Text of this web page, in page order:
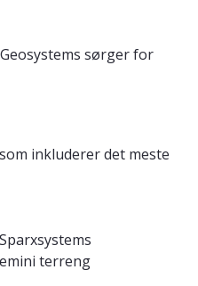
sørger for
inkluderer det meste
terreng